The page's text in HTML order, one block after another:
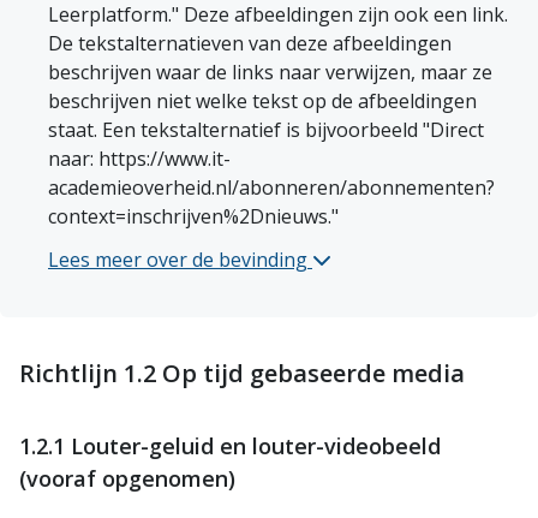
Leerplatform." Deze afbeeldingen zijn ook een link.
De tekstalternatieven van deze afbeeldingen
beschrijven waar de links naar verwijzen, maar ze
beschrijven niet welke tekst op de afbeeldingen
staat. Een tekstalternatief is bijvoorbeeld "Direct
naar: https://www.it-
academieoverheid.nl/abonneren/abonnementen?
context=inschrijven%2Dnieuws."
Lees meer over de bevinding Beginpagina 1 bij het
Richtlijn 1.2 Op tijd gebaseerde media
1.2.1 Louter-geluid en louter-videobeeld
(vooraf opgenomen)